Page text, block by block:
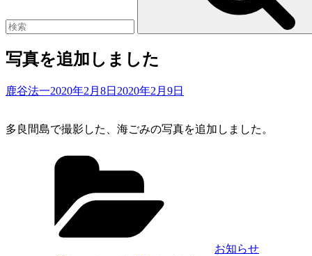
写真を追加しました
鹿谷法一Posted
2020年2月8日 2020年2月9日
多良間島で撮影した、海ごみの写真を追加しました。
お知らせ